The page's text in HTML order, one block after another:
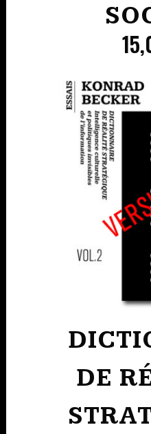
DE